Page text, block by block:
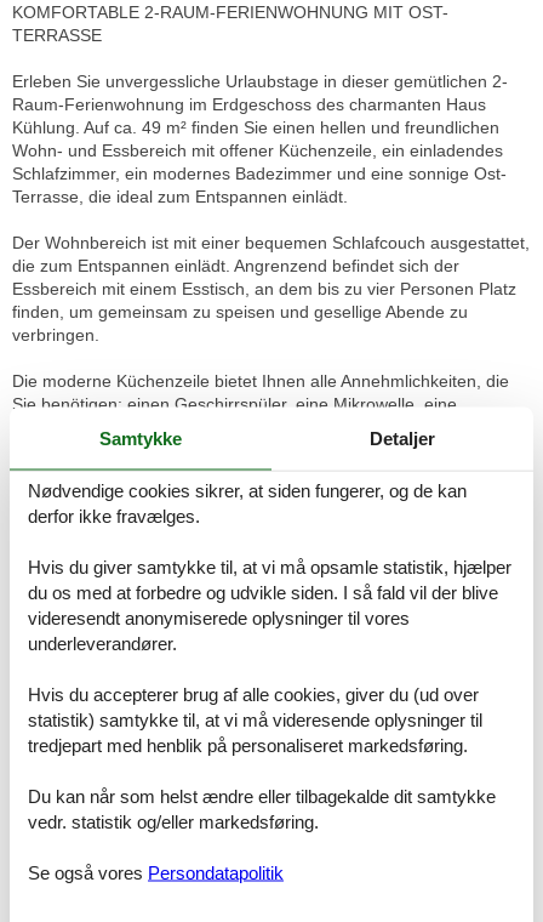
KOMFORTABLE 2-RAUM-FERIENWOHNUNG MIT OST-
TERRASSE
Erleben Sie unvergessliche Urlaubstage in dieser gemütlichen 2-
Raum-Ferienwohnung im Erdgeschoss des charmanten Haus
Kühlung. Auf ca. 49 m² finden Sie einen hellen und freundlichen
Wohn- und Essbereich mit offener Küchenzeile, ein einladendes
Schlafzimmer, ein modernes Badezimmer und eine sonnige Ost-
Terrasse, die ideal zum Entspannen einlädt.
Der Wohnbereich ist mit einer bequemen Schlafcouch ausgestattet,
die zum Entspannen einlädt. Angrenzend befindet sich der
Essbereich mit einem Esstisch, an dem bis zu vier Personen Platz
finden, um gemeinsam zu speisen und gesellige Abende zu
verbringen.
Die moderne Küchenzeile bietet Ihnen alle Annehmlichkeiten, die
Sie benötigen: einen Geschirrspüler, eine Mikrowelle, eine
Toaster und einen Dunstabzug. Alle wichtigen Küchengeräte und
Utensilien stehen Ihnen zur Verfügung, sodass Sie mühelos Ihre
Lieblingsgerichte zubereiten können.
Terrasse, wo Sie in Ruhe frühstücken oder die frische Ostseeluft
genießen können.
Im Schlafzimmer erwartet Sie ein gemütliches Doppelbett, das für
es einen kleinen Abstellraum, der für noch mehr Stauraum sorgt.
Abgerundet wird das Gesamtbild durch das moderne Badezimmer,
Diese Ferienwohnung ist ideal für Paare oder kleine Familien, die
Atmosphäre suchen.
Samtykke Detaljer
Nødvendige cookies sikrer, at siden fungerer, og de kan
derfor ikke fravælges.
Hvis du giver samtykke til, at vi må opsamle statistik, hjælper
du os med at forbedre og udvikle siden. I så fald vil der blive
videresendt anonymiserede oplysninger til vores
underleverandører.
Hvis du accepterer brug af alle cookies, giver du (ud over
statistik) samtykke til, at vi må videresende oplysninger til
tredjepart med henblik på personaliseret markedsføring.
Du kan når som helst ændre eller tilbagekalde dit samtykke
vedr. statistik og/eller markedsføring.
Se også vores Persondatapolitik